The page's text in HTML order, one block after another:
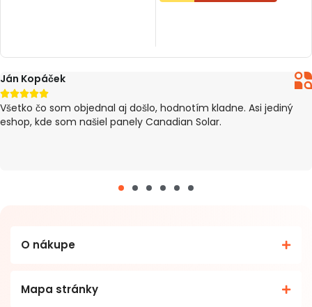
aj došlo, hodnotím kladne. Asi jediný
panely Canadian Solar.
tovar došiel v
O nákupe
Mapa stránky